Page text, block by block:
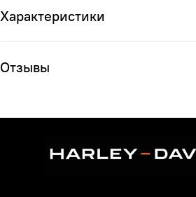
Характеристики
Отзывы